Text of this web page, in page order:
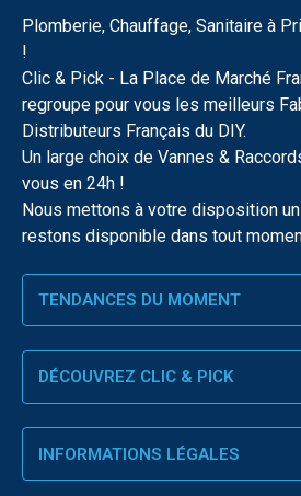
Plomberie, Chauffage, Sanitaire à
!
Clic & Pick - La Place de Marché
regroupe pour vous les meilleurs
Distributeurs Français du DIY.
Un large choix de Vannes &
vous en 24h !
Nous mettons à votre disposition
restons disponible dans tout
TENDANCES DU MOMENT
DÉCOUVREZ CLIC & PICK
INFORMATIONS LÉGALES